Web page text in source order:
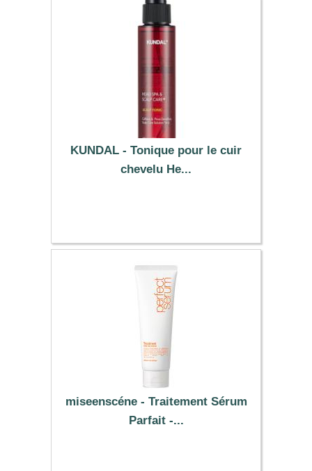
KUNDAL - Tonique pour le cuir
chevelu He...
miseenscéne - Traitement Sérum
Parfait -...